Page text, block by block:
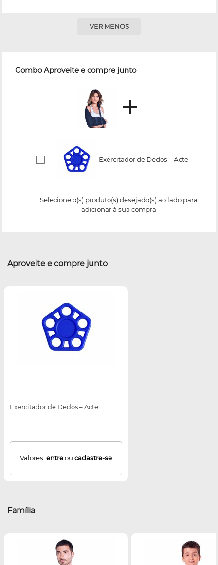
VER MENOS
Combo Aproveite e compre junto
Exercitador de Dedos – Acte
Selecione o(s) produto(s) desejado(s) ao lado para
adicionar à sua compra
Aproveite e compre junto
Exercitador de Dedos – Acte
Valores: entreou cadastre-se
Família